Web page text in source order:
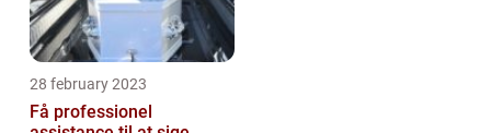
28 february 2023
Få professionel